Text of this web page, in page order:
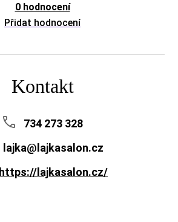
0 hodnocení
Přidat hodnocení
Kontakt
734 273 328
lajka@lajkasalon.cz
https://lajkasalon.cz/